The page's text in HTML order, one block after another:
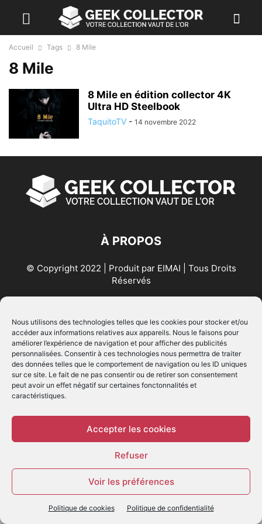
Nous utilisons des technologies telles que les cookies pour stocker et/ou
accéder aux informations relatives aux appareils. Nous le faisons pour
améliorer l’expérience de navigation et pour afficher des publicités
personnalisées. Consentir à ces technologies nous permettra de traiter
des données telles que le comportement de navigation ou les ID uniques
sur ce site. Le fait de ne pas consentir ou de retirer son consentement
peut avoir un effet négatif sur certaines fonctonnalités et
caractéristiques.
Accepter les cookies
Refuser
Voir les préférences
Politique de cookies Politique de confidentialité
Accueil Tags 8 Mile
8 Mile
8 Mile en édition collector 4K
Ultra HD Steelbook
TaquitoTV - 14 novembre 2022
À PROPOS
© Copyright 2022 | Produit par EIMAI | Tous Droits
Réservés
SUIVEZ NOUS